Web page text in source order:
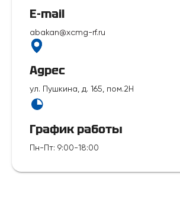
E-mail
abakan@xcmg-rf.ru
Адрес
ул. Пушкина, д. 165, пом.2Н
График работы
Пн-Пт: 9:00-18:00